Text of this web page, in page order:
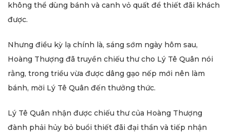
không thể dùng bánh và canh vỏ quất để thiết đãi khách
được.
Nhưng điều kỳ lạ chính là, sáng sớm ngày hôm sau,
Hoàng Thượng đã truyền chiếu thư cho Lý Tê Quân nói
rằng, trong triều vừa được dâng gạo nếp mới nên làm
bánh, mời Lý Tê Quân đến thưởng thức.
Lý Tê Quân nhận được chiếu thư của Hoàng Thượng
đành phải hủy bỏ buổi thiết đãi đại thần và tiếp nhận